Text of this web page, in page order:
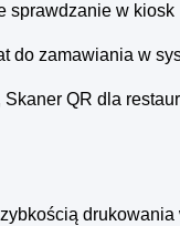
w
do zamawiania w
Skaner QR dla